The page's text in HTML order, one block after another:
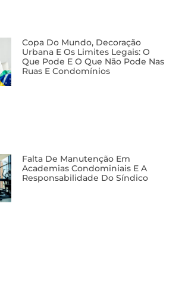
Copa Do Mundo, Decoração
Urbana E Os Limites Legais: O
Que Pode E O Que Não Pode Nas
Ruas E Condomínios
Falta De Manutenção Em
Academias Condominiais E A
Responsabilidade Do Síndico